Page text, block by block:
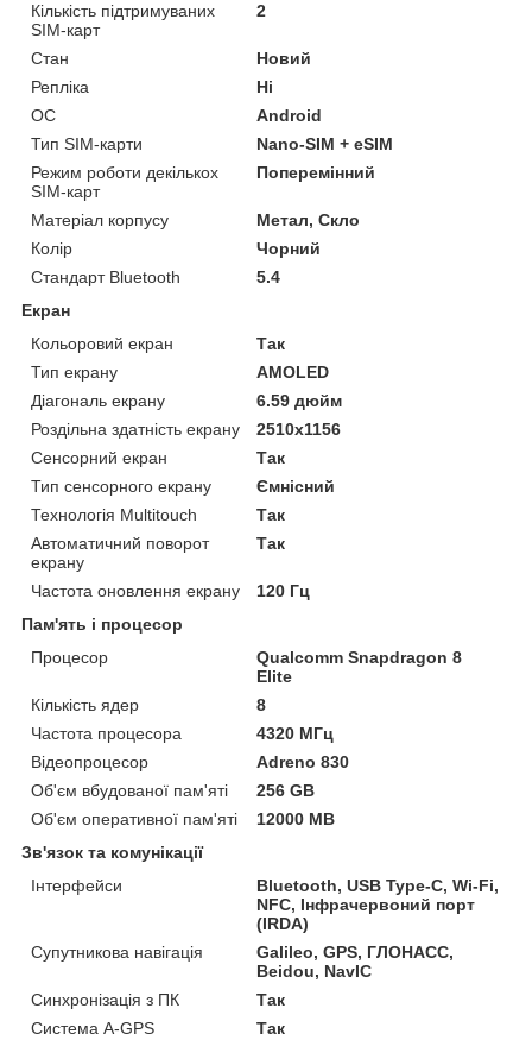
Кількість підтримуваних
SIM-карт
2
Стан
Новий
Репліка
Ні
ОС
Android
Тип SIM-карти
Nano-SIM + eSIM
Режим роботи декількох
SIM-карт
Поперемінний
Матеріал корпусу
Метал, Скло
Колір
Чорний
Стандарт Bluetooth
5.4
Екран
Кольоровий екран
Так
Тип екрану
AMOLED
Діагональ екрану
6.59 дюйм
Роздільна здатність екрану
2510x1156
Сенсорний екран
Так
Тип сенсорного екрану
Ємнісний
Технологія Multitouch
Так
Автоматичний поворот
екрану
Так
Частота оновлення екрану
120 Гц
Пам'ять і процесор
Процесор
Qualcomm Snapdragon 8
Elite
Кількість ядер
8
Частота процесора
4320 МГц
Відеопроцесор
Adreno 830
Об'єм вбудованої пам'яті
256 GB
Об'єм оперативної пам'яті
12000 MB
Зв'язок та комунікації
Інтерфейси
Bluetooth, USB Type-C, Wi-Fi,
NFC, Інфрачервоний порт
(IRDA)
Супутникова навігація
Galileo, GPS, ГЛОНАСС,
Beidou, NavIC
Синхронізація з ПК
Так
Система A-GPS
Так